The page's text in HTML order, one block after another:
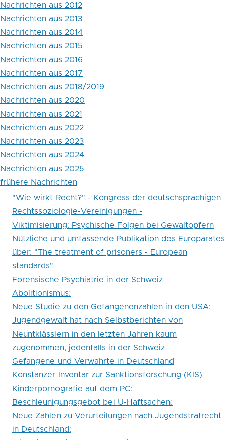
Verletzung
der
Menschenrechte
Nachrichten aus 2012
Nachrichten aus 2013
Nachrichten aus 2014
Nachrichten aus 2015
Nachrichten aus 2016
Nachrichten aus 2017
Nachrichten aus 2018/2019
Nachrichten aus 2020
Nachrichten aus 2021
Nachrichten aus 2022
Nachrichten aus 2023
Nachrichten aus 2024
Nachrichten aus 2025
frühere Nachrichten
"Wie wirkt Recht?" - Kongress der deutschsprachigen
Rechtssoziologie-Vereinigungen -
Viktimisierung: Psychische Folgen bei Gewaltopfern
Nützliche und umfassende Publikation des Europarates
über: "The treatment of prisoners - European
standards"
Forensische Psychiatrie in der Schweiz
Abolitionismus:
Neue Studie zu den Gefangenenzahlen in den USA:
Jugendgewalt hat nach Selbstberichten von
Neuntklässlern in den letzten Jahren kaum
zugenommen, jedenfalls in der Schweiz
Gefangene und Verwahrte in Deutschland
Konstanzer Inventar zur Sanktionsforschung (KIS)
Kinderpornografie auf dem PC:
Beschleunigungsgebot bei U-Haftsachen:
Neue Zahlen zu Verurteilungen nach Jugendstrafrecht
in Deutschland: